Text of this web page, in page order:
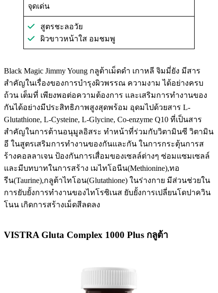
จุดเด่น
สูตรชะลอวัย
ผิวขาวหน้าใส อมชมพู
Black Magic Jimmy Young กลูต้าเม็ดดำ เกาหลี จิมมี่ยัง มีสาร
สำคัญในเรื่องของการบำรุงผิวพรรณ ความงาม ได้อย่างครบ
ถ้วน เต็มที่ เพียงพอต่อความต้องการ และเสริมการทำงานของ
กันได้อย่างมีประสิทธิภาพสูงสุดพร้อม อุดมไปด้วยสาร L-
Glutathione, L-Cysteine, L-Glycine, Co-enzyme Q10 ที่เป็นสาร
สำคัญในการต้านอนุมูลอิสระ ทำหน้าที่ร่วมกับวิตามินซี วิตามิน
อี ในสูตรเสริมการทำงานของกันและกัน ในการกระตุ้นการส
ร้างคอลลาเจน ป้องกันการเสื่อมของเซลล์ต่างๆ ซ่อมแซมเซลล์
และมีบทบาทในการสร้าง เมไทโอนีน(Methionine),ทอ
รีน(Taurine),กลูต้าไทโอน(Glutathione) ในร่างกาย มีส่วนช่วยใน
การยับยั้งการทำงานของไทโรซิเนส ยับยั้งการเปลี่ยนโดปาควิน
โนน เกิดการสร้างเม็ดสีลดลง
VISTRA Gluta Complex 1000 Plus กลูต้า